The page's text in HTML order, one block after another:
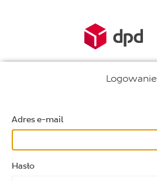
Logowanie
Adres e-mail
Hasło